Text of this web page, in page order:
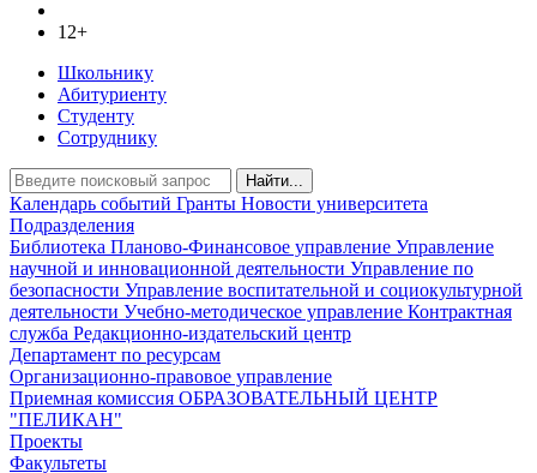
12+
Школьнику
Абитуриенту
Студенту
Сотруднику
Найти...
Календарь событий Гранты Новости университета
Подразделения
Библиотека Планово-Финансовое управление Управление
научной и инновационной деятельности Управление по
безопасности Управление воспитательной и социокультурной
деятельности Учебно-методическое управление Контрактная
служба Редакционно-издательский центр
Департамент по ресурсам
Организационно-правовое управление
Приемная комиссия ОБРАЗОВАТЕЛЬНЫЙ ЦЕНТР
"ПЕЛИКАН"
Проекты
Факультеты